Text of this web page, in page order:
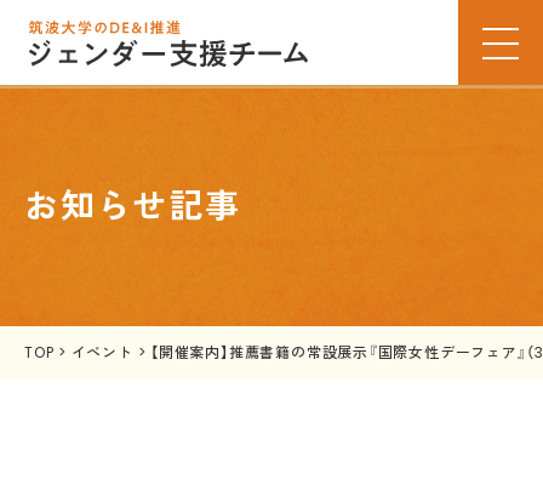
お知らせ記事
TOP > イベント > 【開催案内】推薦書籍の常設展示『国際女性デーフェア』